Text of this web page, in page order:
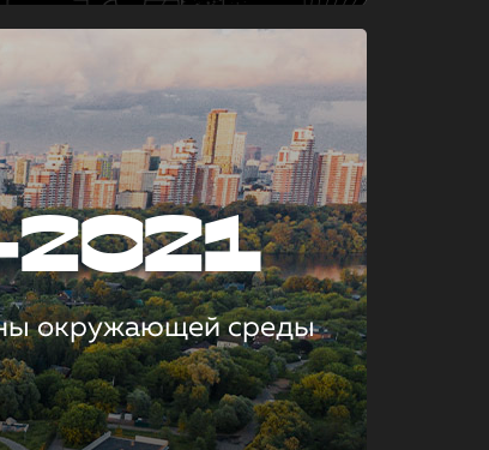
2021
окружающей среды